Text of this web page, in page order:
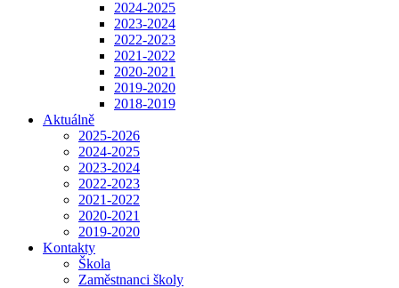
2024-2025
2023-2024
2022-2023
2021-2022
2020-2021
2019-2020
2018-2019
Aktuálně
2025-2026
2024-2025
2023-2024
2022-2023
2021-2022
2020-2021
2019-2020
Kontakty
Škola
Zaměstnanci školy